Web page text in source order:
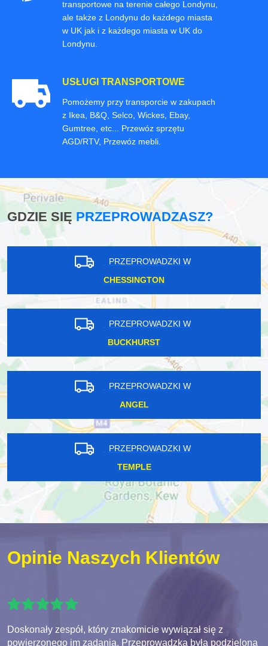
transportowe na terenie całego Londynu,
ale także z Londynu do każdego miasta
w UK jak i z każdego miasta w UK do
Londynu.
USŁUGI TRANSPORTOWE
Pomożemy przy transporcie w zakupach
z Ikea, B&Q, Selco, Wickes, Ebay,
Gumtree, etc... Przewóz sprzętu
AGD/RTV, Przewóz mebli.
GDZIE SIĘPRZEPROWADZASZ?
PRZEPROWADZKI W
CHESSINGTON
PRZEPROWADZKI W
BUCKHURST
PRZEPROWADZKI W
ANGEL
PRZEPROWADZKI W
TEMPLE
Opinie Naszych Klientów
Doskonały zespół, który znakomicie wywiązał się z
powierzonego im zadania. Przeprowadzka była podzielona